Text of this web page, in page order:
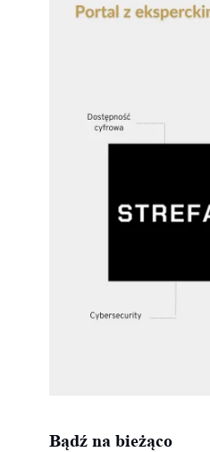
Bądź na bieżąco